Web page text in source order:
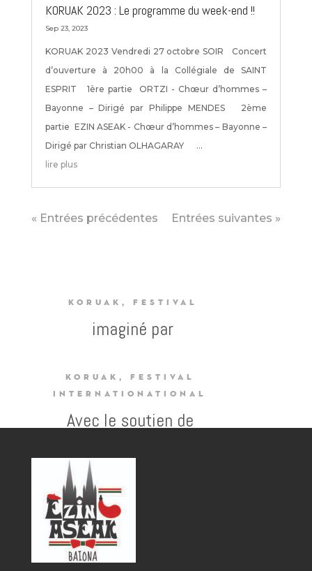
KORUAK 2023 : Le programme du week-end !!
Sep 23, 2023
KORUAK 2023 Vendredi 27 octobre SOIR Concert
d’ouverture à 20h00 à la Collégiale de SAINT
ESPRIT 1ère partie ORTZI - Chœur d’hommes –
Bayonne – Dirigé par Philippe MENDES 2ème
partie EZIN ASEAK - Chœur d’hommes – Bayonne –
Dirigé par Christian OLHAGARAY ...
lire plus
« Entrées précédentes Entrées suivantes »
KORUAK, FESTIVAL
imaginé par
KORUAK, FESTIVAL
INTERNATIONATIONAL
Avec le soutien de